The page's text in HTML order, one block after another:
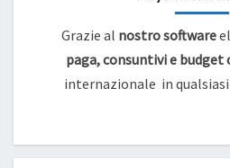
Grazie al nostro software
paga, consuntivi e
internazionale in